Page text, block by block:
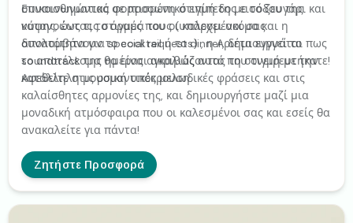
συναισθηματικά φορτισμένη στιγμή της εισόδου της
νύφης, έως τις στιγμές που οι καλεσμένοι σας
απολαμβάνουν το cocktail ή το dinner, δημιουργεί το
soundtrack της ημέρας αγκαλιάζοντας τη στιγμή με την
κατάλληλη μουσική υπόκρουση.
Επικοινωνώντας σε προσωπικό επίπεδο με το ζευγάρι και
κατανοώντας το όραμά τους (υπάρχει ακόμα και η
δυνατότητα για special requests) , η Αριέτα εγγυάται πως
το αποτέλεσμα θα είναι ακριβώς αυτό που ονειρευτήκατε!
Αφεθείτε στις ρομαντικές μελωδικές φράσεις και στις
καλαίσθητες αρμονίες της, και δημιουργήστε μαζί μια
μοναδική ατμόσφαιρα που οι καλεσμένοι σας και εσείς θα
ανακαλείτε για πάντα!
Ζητήστε Προσφορά